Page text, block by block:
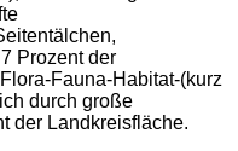
Prozent der
Fauna-Habitat-(kurz
durch große
der Landkreisfläche.